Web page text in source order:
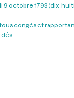
9 octobre 1793 (dix-
congés et